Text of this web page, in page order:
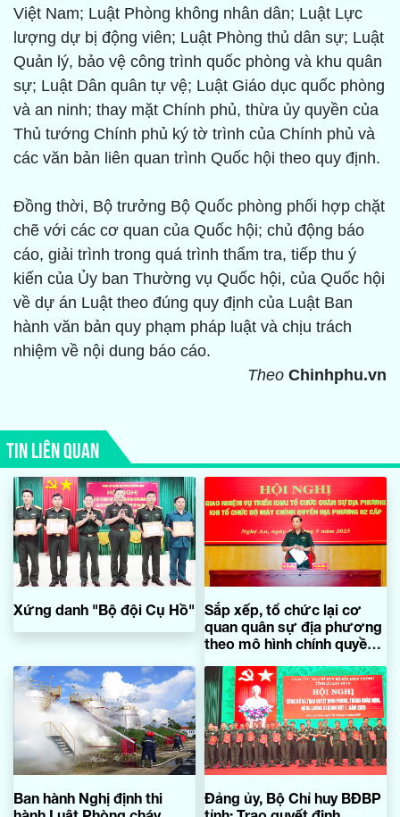
Việt Nam; Luật Phòng không nhân dân; Luật Lực
lượng dự bị động viên; Luật Phòng thủ dân sự; Luật
Quản lý, bảo vệ công trình quốc phòng và khu quân
sự; Luật Dân quân tự vệ; Luật Giáo dục quốc phòng
và an ninh; thay mặt Chính phủ, thừa ủy quyền của
Thủ tướng Chính phủ ký tờ trình của Chính phủ và
các văn bản liên quan trình Quốc hội theo quy định.
Đồng thời, Bộ trưởng Bộ Quốc phòng phối hợp chặt
chẽ với các cơ quan của Quốc hội; chủ động báo
cáo, giải trình trong quá trình thẩm tra, tiếp thu ý
kiến của Ủy ban Thường vụ Quốc hội, của Quốc hội
về dự án Luật theo đúng quy định của Luật Ban
hành văn bản quy phạm pháp luật và chịu trách
nhiệm về nội dung báo cáo.
Theo Chinhphu.vn
TIN LIÊN QUAN
Xứng danh "Bộ đội Cụ Hồ"
Sắp xếp, tổ chức lại cơ
quan quân sự địa phương
theo mô hình chính quyền
Ban hành Nghị định thi
Đảng ủy, Bộ Chỉ huy BĐBP